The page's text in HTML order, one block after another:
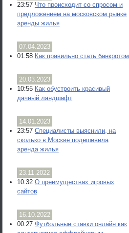
23:57 Что происходит со спросом и
предложением на московском рынке
аренды жилья
07.04.2023
01:58 Как правильно стать банкротом
20.03.2023
10:55 Как обустроить красивый
дачный ландшафт
14.01.2023
23:57 Специалисты выяснили, на
сколько в Москве подешевела
аренда жилья
23.11.2022
10:32 О преимуществах игровых
сайтов
16.10.2022
00:27 Футбольные ставки онлайн как